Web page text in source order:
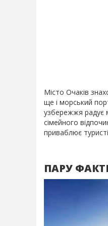
Місто Очаків
ще і морський
узбережжя радує
сімейного
приваблює
ПАРУ